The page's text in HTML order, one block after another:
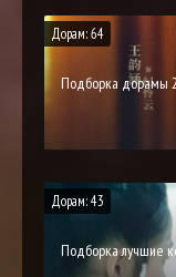
Дорам: 64
Подборка дорамы
Дорам: 43
Подборка лучшие